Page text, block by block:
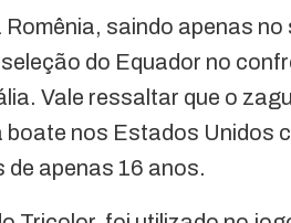
saindo apenas
do Equador no
Vale ressaltar que o
boate nos Estados Unidos
de apenas 16 anos.